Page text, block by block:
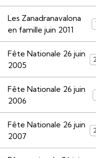
Les Zanadranavalona
en famille juin 2011
Fête Nationale 26 juin
2005
Fête Nationale 26 juin
2006
Fête Nationale 26 juin
2007